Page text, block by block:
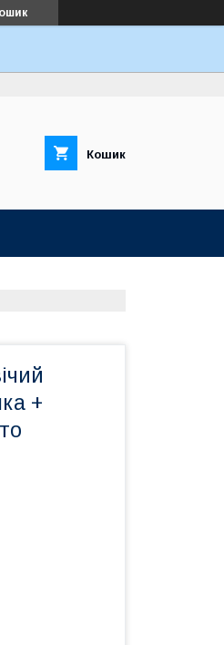
Кошик
+